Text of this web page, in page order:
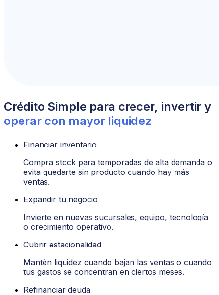
Crédito Simple para crecer, invertir y
operar con mayor liquidez
Financiar inventario
Compra stock para temporadas de alta demanda o
evita quedarte sin producto cuando hay más
ventas.
Expandir tu negocio
Invierte en nuevas sucursales, equipo, tecnología
o crecimiento operativo.
Cubrir estacionalidad
Mantén liquidez cuando bajan las ventas o cuando
tus gastos se concentran en ciertos meses.
Refinanciar deuda